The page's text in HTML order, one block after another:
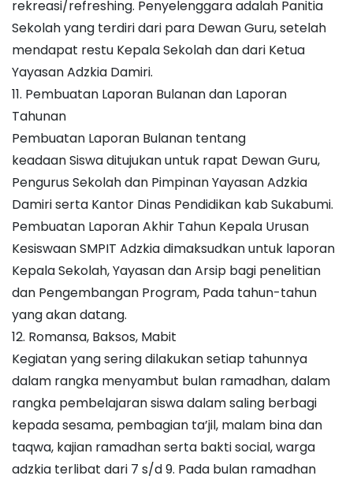
rekreasi/refreshing. Penyelenggara adalah Panitia
Sekolah yang terdiri dari para Dewan Guru, setelah
mendapat restu Kepala Sekolah dan dari Ketua
Yayasan Adzkia Damiri.
11. Pembuatan Laporan Bulanan dan Laporan
Tahunan
Pembuatan Laporan Bulanan tentang
keadaan Siswa ditujukan untuk rapat Dewan Guru,
Pengurus Sekolah dan Pimpinan Yayasan Adzkia
Damiri serta Kantor Dinas Pendidikan kab Sukabumi.
Pembuatan Laporan Akhir Tahun Kepala Urusan
Kesiswaan SMPIT Adzkia dimaksudkan untuk laporan
Kepala Sekolah, Yayasan dan Arsip bagi penelitian
dan Pengembangan Program, Pada tahun-tahun
yang akan datang.
12. Romansa, Baksos, Mabit
Kegiatan yang sering dilakukan setiap tahunnya
dalam rangka menyambut bulan ramadhan, dalam
rangka pembelajaran siswa dalam saling berbagi
kepada sesama, pembagian ta’jil, malam bina dan
taqwa, kajian ramadhan serta bakti social, warga
adzkia terlibat dari 7 s/d 9. Pada bulan ramadhan